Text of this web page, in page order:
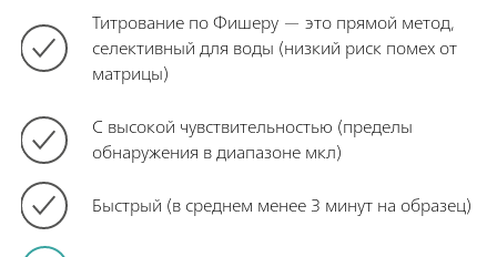
Титрование по Фишеру — это прямой метод,
селективный для воды (низкий риск помех от
матрицы)
С высокой чувствительностью (пределы
обнаружения в диапазоне мкл)
Быстрый (в среднем менее 3 минут на образец)